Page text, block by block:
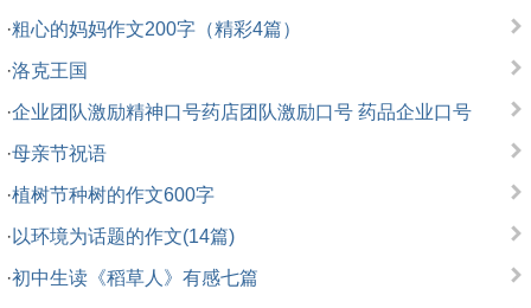
·粗心的妈妈作文200字（精彩4篇）
·洛克王国
·企业团队激励精神口号药店团队激励口号 药品企业口号
·母亲节祝语
·植树节种树的作文600字
· 以环境为话题的作文(14篇)
·初中生读《稻草人》有感七篇